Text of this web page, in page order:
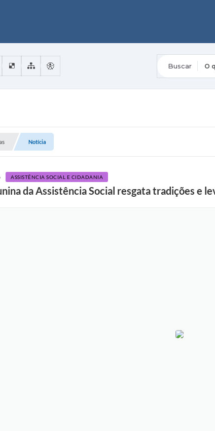
Notícia
ASSISTÊNCIA SOCIAL E CIDADANIA
da Assistência Social resgata tradições e